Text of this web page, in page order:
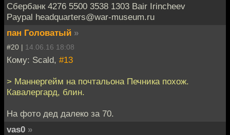
Сбербанк 4276 5500 3538 1303 Bair Irincheev
Paypal headquarters@war-museum.ru
пан Головатый »
#20 | 14.06.16 18:08
Кому: Scald, #13
> Маннергейм на почтальона Печника похож.
Кавалергард, блин.
На фото дед далеко за 70.
vas0 »